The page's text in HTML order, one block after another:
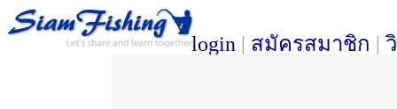
login | สมัครสมาชิก |